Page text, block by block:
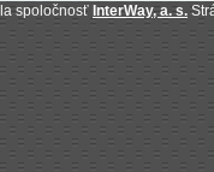
spoločnosť InterWay, a. s.